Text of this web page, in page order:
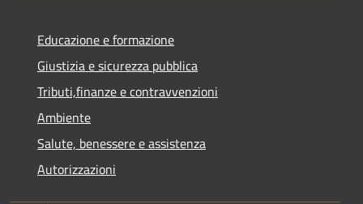
Educazione e formazione
Giustizia e sicurezza pubblica
Tributi,finanze e contravvenzioni
Ambiente
Salute, benessere e assistenza
Autorizzazioni